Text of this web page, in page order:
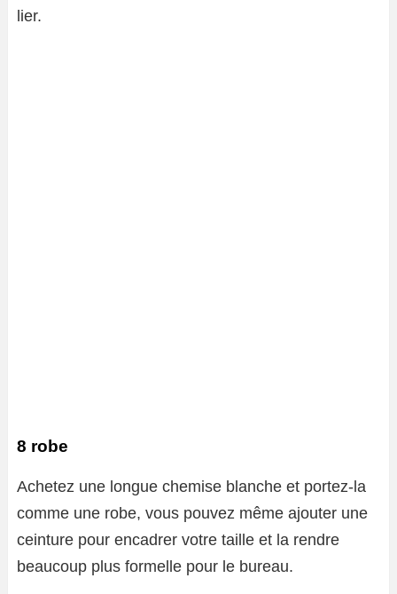
lier.
8 robe
Achetez une longue chemise blanche et portez-la
comme une robe, vous pouvez même ajouter une
ceinture pour encadrer votre taille et la rendre
beaucoup plus formelle pour le bureau.